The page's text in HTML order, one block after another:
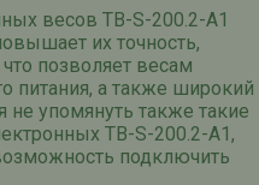
весов ТВ-S-200 .2-А1
их точность,
позволяет весам
питания, а также широкий
не упомянуть также такие
ТВ-S-200 .2-А1,
подключить